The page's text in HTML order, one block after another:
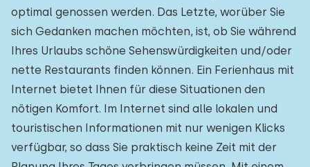
optimal genossen werden. Das Letzte, worüber Sie
sich Gedanken machen möchten, ist, ob Sie während
Ihres Urlaubs schöne Sehenswürdigkeiten und/oder
nette Restaurants finden können. Ein Ferienhaus mit
Internet bietet Ihnen für diese Situationen den
nötigen Komfort. Im Internet sind alle lokalen und
touristischen Informationen mit nur wenigen Klicks
verfügbar, so dass Sie praktisch keine Zeit mit der